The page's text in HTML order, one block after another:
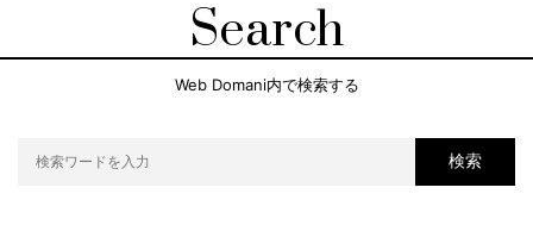
Search
Web Domani内で検索する
検索